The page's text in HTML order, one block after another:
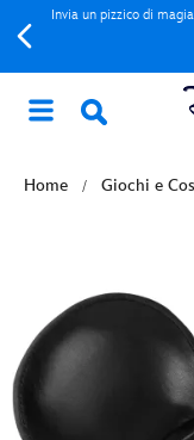
Invia un pizzico di
Home Giochi e